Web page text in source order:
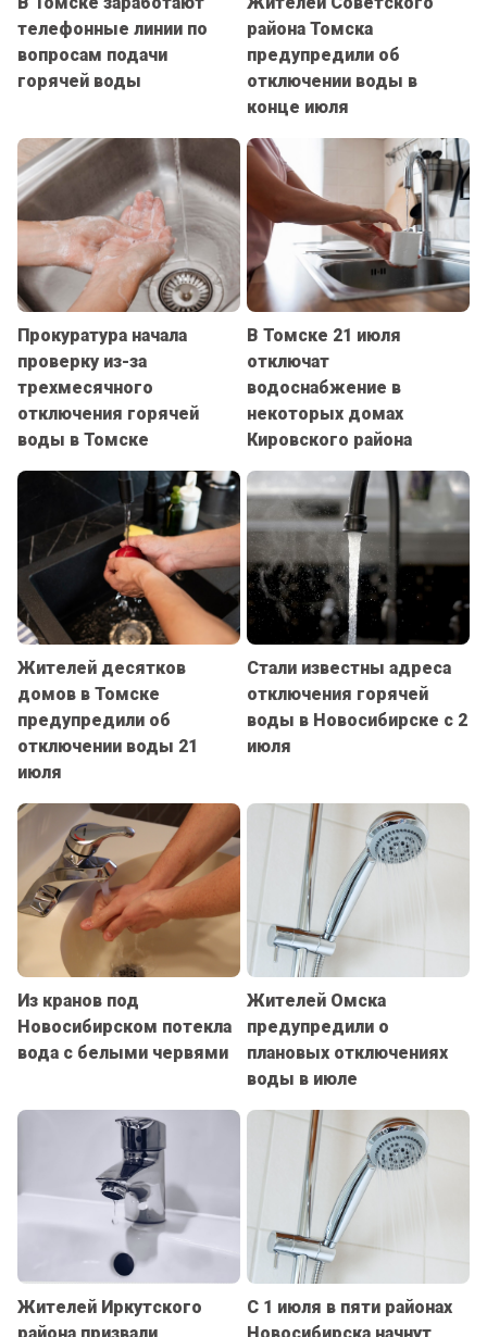
телефонные линии по
вопросам подачи
горячей воды
района Томска
предупредили об
отключении воды в
конце июля
Прокуратура начала
проверку из-за
трехмесячного
отключения горячей
воды в Томске
В Томске 21 июля
отключат
водоснабжение в
некоторых домах
Кировского района
Жителей десятков
домов в Томске
предупредили об
отключении воды 21
июля
Стали известны адреса
отключения горячей
воды в Новосибирске с 2
июля
Из кранов под
Новосибирском потекла
вода с белыми червями
Жителей Омска
предупредили о
плановых отключениях
воды в июле
Жителей Иркутского
С 1 июля в пяти районах